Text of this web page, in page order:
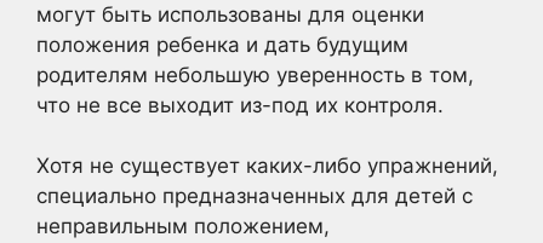
могут быть использованы для оценки
положения ребенка и дать будущим
родителям небольшую уверенность в том,
что не все выходит из-под их контроля.
Хотя не существует каких-либо упражнений,
специально предназначенных для детей с
неправильным положением,